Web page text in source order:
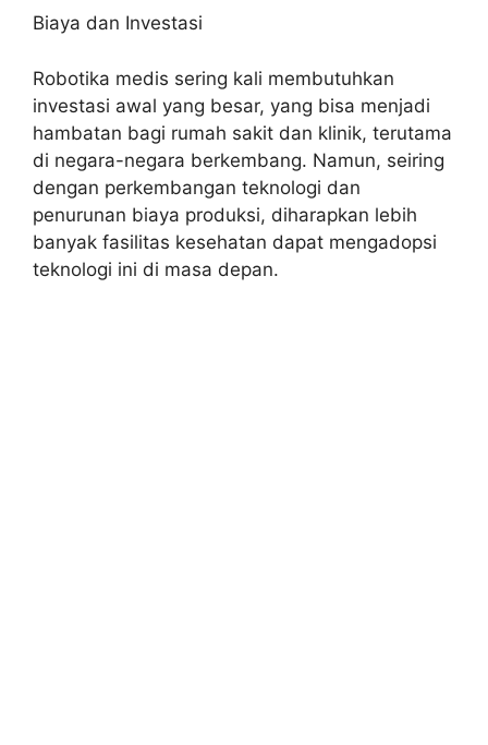
Biaya dan Investasi
Robotika medis sering kali membutuhkan
investasi awal yang besar, yang bisa menjadi
hambatan bagi rumah sakit dan klinik, terutama
di negara-negara berkembang. Namun, seiring
dengan perkembangan teknologi dan
penurunan biaya produksi, diharapkan lebih
banyak fasilitas kesehatan dapat mengadopsi
teknologi ini di masa depan.